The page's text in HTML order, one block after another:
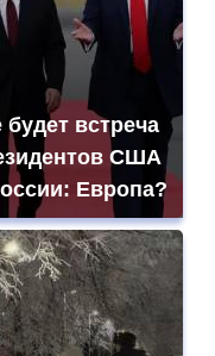
будет встреча
США
Европа?